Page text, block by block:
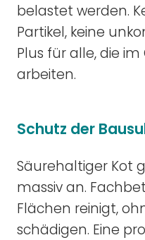
belastet werden.
Partikel, keine
Plus für alle, die
arbeiten.
Schutz der
Säurehaltiger Kot
massiv an.
Flächen reinigt,
schädigen. Eine